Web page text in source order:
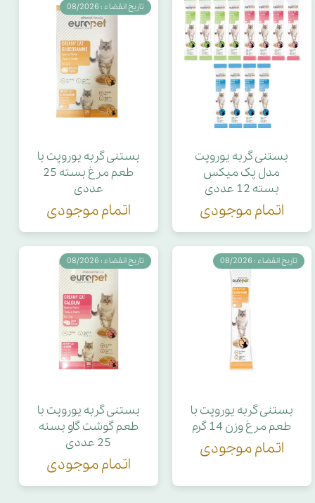
بستنی گربه یوروپت
مدل پک میکس
بسته 12 عددی
اتمام موجودی
بستنی گربه یوروپت با
طعم مرغ بسته 25
عددی
اتمام موجودی
تاریخ انقضاء : 08/2026
بستنی گربه یوروپت با
طعم مرغ وزن 14 گرم
اتمام موجودی
تاریخ انقضاء : 08/2026
بستنی گربه یوروپت با
طعم گوشت گاو بسته
25 عددی
اتمام موجودی
تاریخ انقضاء : 08/2026